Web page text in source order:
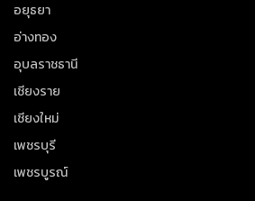
อยุธยา
อ่างทอง
อุบลราชธานี
เชียงราย
เชียงใหม่
เพชรบุรี
เพชรบูรณ์